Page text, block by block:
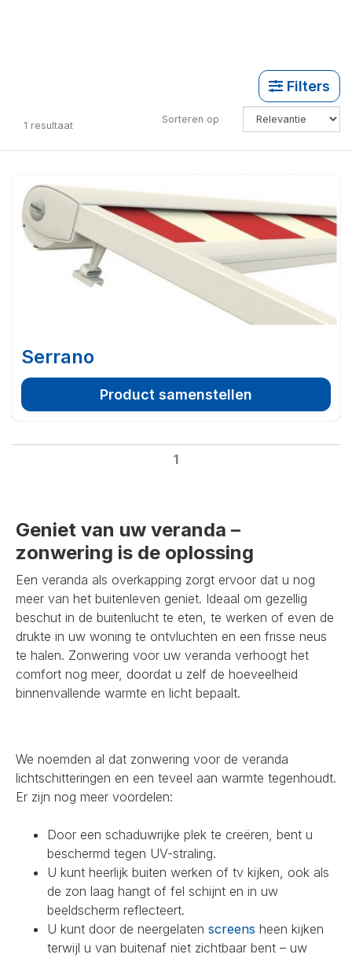
Filters
1 resultaat Sorteren op
Serrano
Product samenstellen
1
Geniet van uw veranda –
zonwering is de oplossing
Een veranda als overkapping zorgt ervoor dat u nog
meer van het buitenleven geniet. Ideaal om gezellig
beschut in de buitenlucht te eten, te werken of even de
drukte in uw woning te ontvluchten en een frisse neus
te halen. Zonwering voor uw veranda verhoogt het
comfort nog meer, doordat u zelf de hoeveelheid
binnenvallende warmte en licht bepaalt.
We noemden al dat zonwering voor de veranda
lichtschitteringen en een teveel aan warmte tegenhoudt.
Er zijn nog meer voordelen:
Door een schaduwrijke plek te creëren, bent u
beschermd tegen UV-straling.
U kunt heerlijk buiten werken of tv kijken, ook als
de zon laag hangt of fel schijnt en in uw
beeldscherm reflecteert.
U kunt door de neergelaten screens heen kijken
terwijl u van buitenaf niet zichtbaar bent – uw